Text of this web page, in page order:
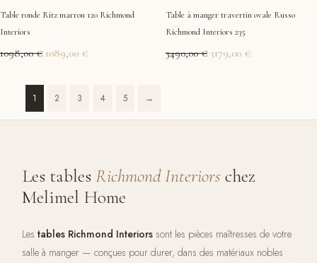
Table ronde Ritz marron 120 Richmond
Interiors
1098,00€ 1089,00 €
Table à manger travertin ovale Russo
Richmond Interiors 235
3490,00€ 3179,00 €
1 2 3 4 5 →
Les tablesRichmond Interiors chez
Melimel Home
Lestables Richmond Interiors sont les pièces maîtresses de votre
salle à manger — conçues pour durer, dans des matériaux nobles